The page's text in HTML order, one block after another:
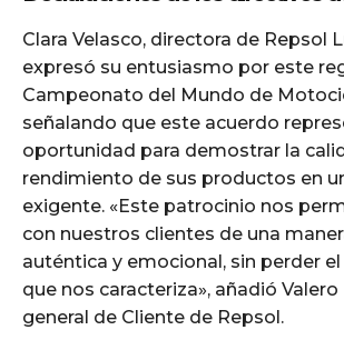
Clara Velasco, directora de Repsol
expresó su entusiasmo por este
Campeonato del Mundo de
señalando que este acuerdo
oportunidad para demostrar la
rendimiento de sus productos en
exigente. «Este patrocinio nos
con nuestros clientes de una
auténtica y emocional, sin perder
que nos caracteriza», añadió
general de Cliente de Repsol.